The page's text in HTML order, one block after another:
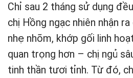
Chỉ sau 2 tháng sử dụng
chị Hồng ngạc nhiên nhận
nhẹ nhõm, khớp gối linh
quan trọng hơn – chị ngủ
tinh thần tươi tỉnh. Từ đó,